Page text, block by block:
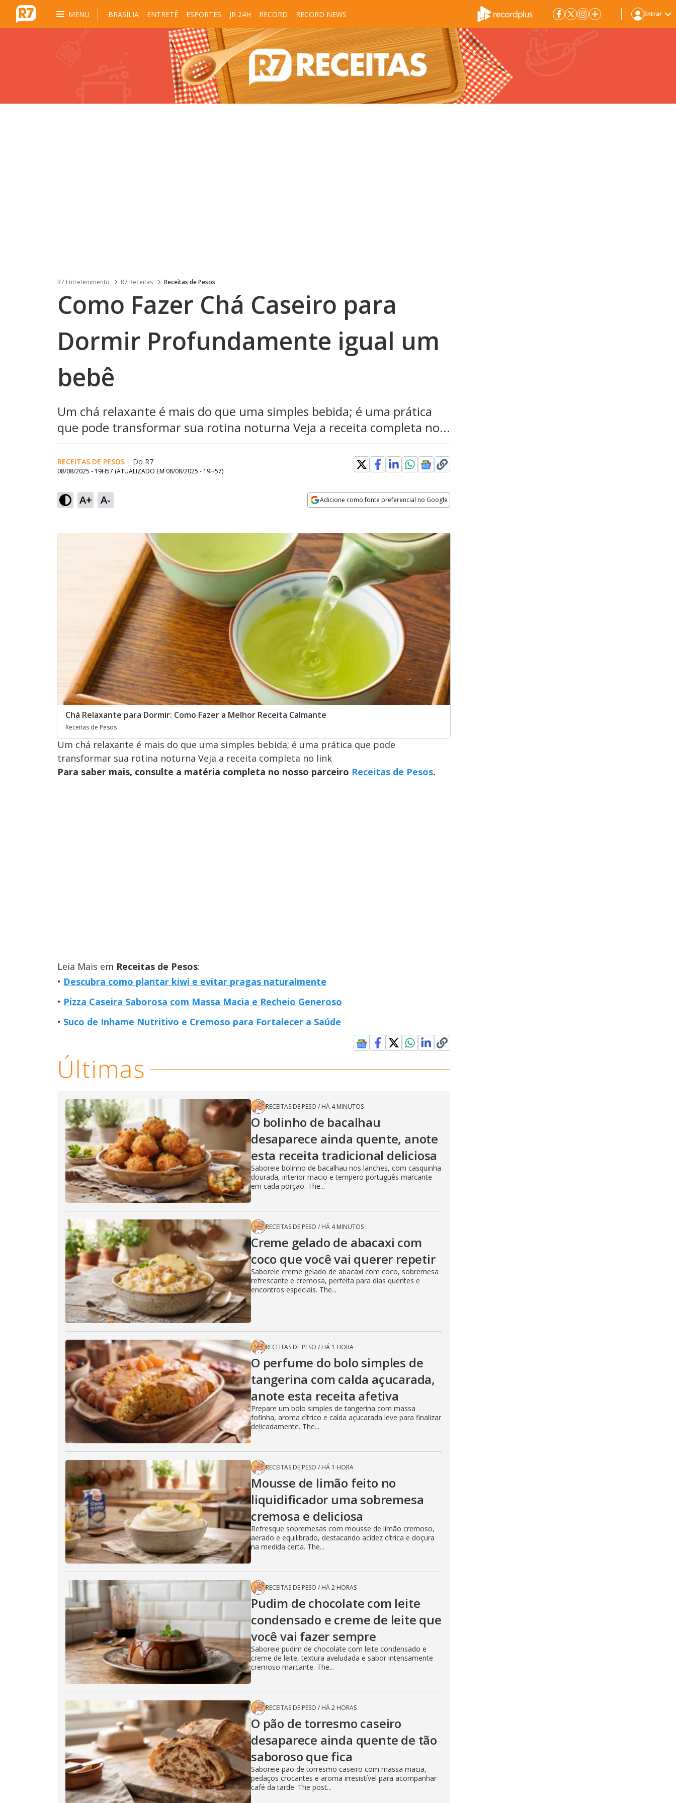
MENU BRASÍLIA ENTRETÊ ESPORTES JR 24H RECORD RECORD NEWS Entrar
R7 Entretenimento R7 Receitas Receitas de Pesos
Como Fazer Chá Caseiro para
Dormir Profundamente igual um
bebê
Um chá relaxante é mais do que uma simples bebida; é uma prática
que pode transformar sua rotina noturna Veja a receita completa no...
RECEITAS DE PESOS | Do R7
08/08/2025 - 19H57 (ATUALIZADO EM 08/08/2025 - 19H57)
A+ A- Adicione como fonte preferencial no Google
Chá Relaxante para Dormir: Como Fazer a Melhor Receita Calmante
Receitas de Pesos
Um chá relaxante é mais do que uma simples bebida; é uma prática que pode
transformar sua rotina noturna Veja a receita completa no link
Para saber mais, consulte a matéria completa no nosso parceiro Receitas de Pesos.
Leia Mais em Receitas de Pesos:
Descubra como plantar kiwi e evitar pragas naturalmente
Pizza Caseira Saborosa com Massa Macia e Recheio Generoso
Suco de Inhame Nutritivo e Cremoso para Fortalecer a Saúde
Últimas
RECEITAS DE PESO / HÁ 4 MINUTOS
O bolinho de bacalhau
desaparece ainda quente, anote
esta receita tradicional deliciosa
Saboreie bolinho de bacalhau nos lanches, com casquinha
dourada, interior macio e tempero português marcante
em cada porção. The...
RECEITAS DE PESO / HÁ 4 MINUTOS
Creme gelado de abacaxi com
coco que você vai querer repetir
Saboreie creme gelado de abacaxi com coco, sobremesa
refrescante e cremosa, perfeita para dias quentes e
encontros especiais. The...
RECEITAS DE PESO / HÁ 1 HORA
O perfume do bolo simples de
tangerina com calda açucarada,
anote esta receita afetiva
Prepare um bolo simples de tangerina com massa
fofinha, aroma cítrico e calda açucarada leve para finalizar
delicadamente. The...
RECEITAS DE PESO / HÁ 1 HORA
Mousse de limão feito no
liquidificador uma sobremesa
cremosa e deliciosa
Refresque sobremesas com mousse de limão cremoso,
aerado e equilibrado, destacando acidez cítrica e doçura
na medida certa. The...
RECEITAS DE PESO / HÁ 2 HORAS
Pudim de chocolate com leite
condensado e creme de leite que
você vai fazer sempre
Saboreie pudim de chocolate com leite condensado e
creme de leite, textura aveludada e sabor intensamente
cremoso marcante. The...
RECEITAS DE PESO / HÁ 2 HORAS
O pão de torresmo caseiro
desaparece ainda quente de tão
saboroso que fica
Saboreie pão de torresmo caseiro com massa macia,
pedaços crocantes e aroma irresistível para acompanhar
café da tarde. The post...